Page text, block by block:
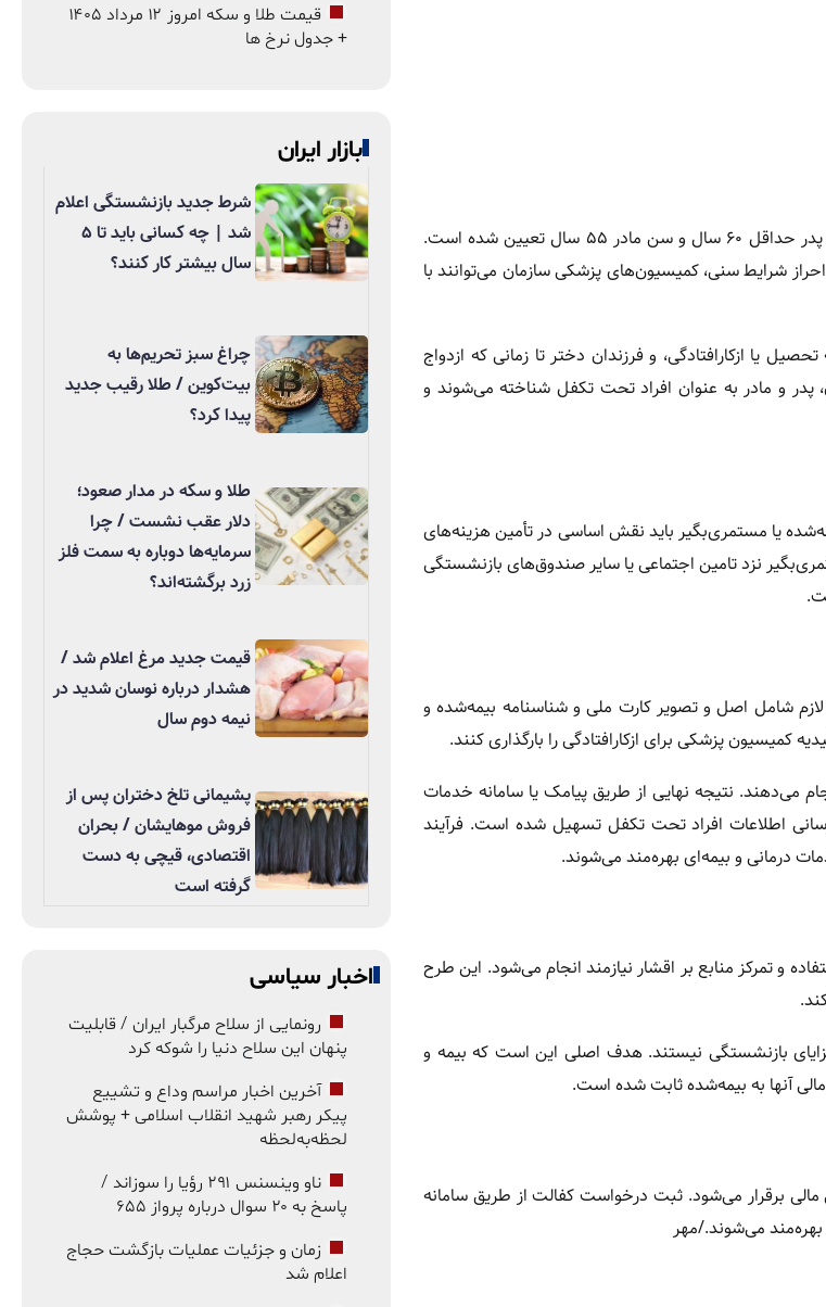
، برای تحت پوشش قرار گرفتن والدین بیمه‌شده، سن پدر حداقل ۶۰ سال و سن مادر ۵۵ سال تعیین شده است.
شده است. در صورت عدم احراز شرایط سنی، کمیسیون‌های پزشکی سازمان می‌توانند با
فرزندان پسر تا ۲۲ سال و در صورت ادامه تحصیل یا ازکارافتادگی، و فرزندان دختر تا زمانی که ازدواج
و مادر به عنوان افراد تحت تکفل شناخته می‌شوند و
یا مستمری‌بگیر باید نقش اساسی در تأمین هزینه‌های
نزد تامین اجتماعی یا سایر صندوق‌های بازنشستگی
شامل اصل و تصویر کارت ملی و شناسنامه بیمه‌شده و
پزشکی برای ازکارافتادگی را بارگذاری کنند.
می‌دهند. نتیجه نهایی از طریق پیامک یا سامانه خدمات
اطلاعات افراد تحت تکفل تسهیل شده است. فرآیند
درمانی و بیمه‌ای بهره‌مند می‌شوند.
و تمرکز منابع بر اقشار نیازمند انجام می‌شود. این طرح
بازنشستگی نیستند. هدف اصلی این است که بیمه و
آنها به بیمه‌شده ثابت شده است.
برقرار می‌شود. ثبت درخواست کفالت از طریق سامانه
می‌شوند./مهر
قیمت طلا و سکه امروز ۱۲ مرداد ۱۴۰۵
+ جدول نرخ ها
بازار ایران
شرط جدید بازنشستگی اعلام
شد | چه کسانی باید تا ۵
سال بیشتر کار کنند؟
چراغ سبز تحریم‌ها به
بیت‌کوین / طلا رقیب جدید
پیدا کرد؟
طلا و سکه در مدار صعود؛
دلار عقب نشست / چرا
سرمایه‌ها دوباره به سمت فلز
زرد برگشته‌اند؟
قیمت جدید مرغ اعلام شد /
هشدار درباره نوسان شدید در
نیمه دوم سال
پشیمانی تلخ دختران پس از
فروش موهایشان / بحران
اقتصادی، قیچی به دست
گرفته است
اخبار سیاسی
رونمایی از سلاح مرگبار ایران / قابلیت
پنهان این سلاح دنیا را شوکه کرد
آخرین اخبار مراسم وداع و تشییع
پیکر رهبر شهید انقلاب اسلامی + پوشش
لحظه‌به‌لحظه
ناو وینسنس ۲۹۱ رؤیا را سوزاند /
پاسخ به ۲۰ سوال درباره پرواز ۶۵۵
زمان و جزئیات عملیات بازگشت حجاج
اعلام شد